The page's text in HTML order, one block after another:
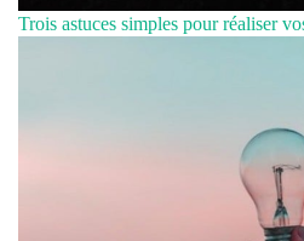
Trois astuces simples pour réaliser